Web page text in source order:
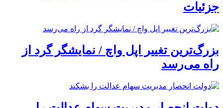
جزئیات
بزرگ‌ترین تغییر اپل واچ / نمایشگر گرد از
راه می‌رسد